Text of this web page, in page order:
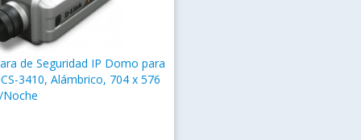
de Seguridad IP Domo para
3410, Alámbrico, 704 x 576
Noche